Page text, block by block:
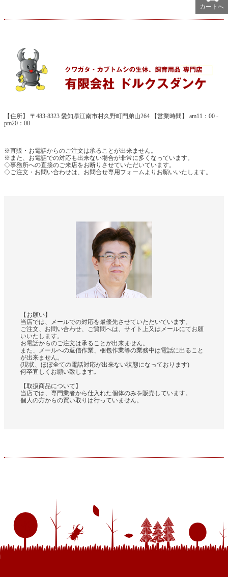
【住所】 〒483-8323 愛知県江南市村久野町門弟山264 【営業時間】 am11：00 -
pm20：00
※直販・お電話からのご注文は承ることが出来ません。
※また、お電話での対応も出来ない場合が非常に多くなっています。
◇事務所への直接のご来店をお断りさせていただいています。
◇ご注文・お問い合わせは、お問合せ専用フォームよりお願いいたします。
【お願い】
当店では、メールでの対応を最優先させていただいています。
ご注文、お問い合わせ、ご質問へは、サイト上又はメールにてお願
いいたします。
お電話からのご注文は承ることが出来ません。
また、メールへの返信作業、梱包作業等の業務中は電話に出ること
が出来ません。
(現状、ほぼ全ての電話対応が出来ない状態になっております)
何卒宜しくお願い致します｡
【取扱商品について】
当店では、専門業者から仕入れた個体のみを販売しています。
個人の方からの買い取りは行っていません。
カートへ